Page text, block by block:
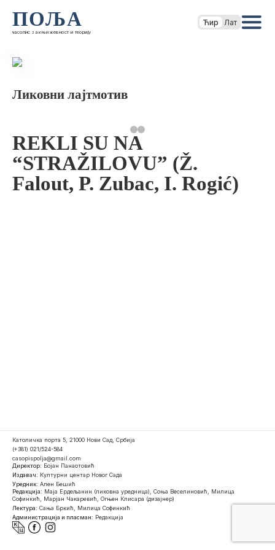
ПОЉА
часопис за књижевност и теорију
Ћир Лат
Ликовни лајтмотив
REKLI SU NA
“STRAŽILOVU” (Ž.
Falout, P. Zubac, I. Rogić)
Католичка порта 5, 21000 Нови Сад, Србија
(+381) 021/524-584
casopispolja@gmail.com
Директор: Бојан Панаотовић
Издавач: Културни центар Новог Сада
Уредник: Ален Бешић
Редакција: Маја Ердељанин (ликовна уредница), Соња Веселиновић, Милица
Софинкић, Марјан Чакаревић, Огњен Клисара (дизајнер)
Лектура: Сања Бркић, Милица Софинкић
Администрација и пласман: Редакција